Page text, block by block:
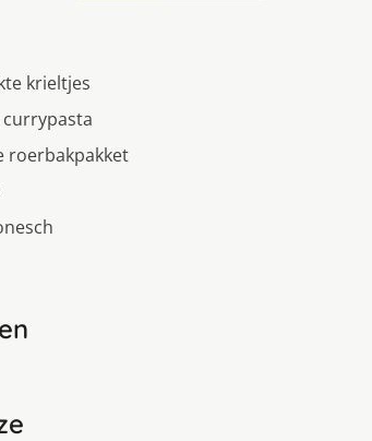
krieltjes
roerbakpakket